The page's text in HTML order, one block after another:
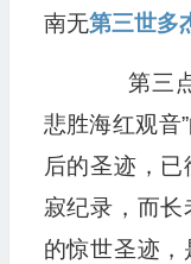
南无第三世多
第三点
悲胜海红观音
后的圣迹，
寂纪录，而
的惊世圣迹